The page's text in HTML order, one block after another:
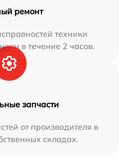
ремонт
техники
в течение 2 часов.
запчасти
от производителя в
складах.